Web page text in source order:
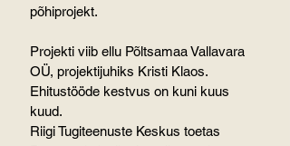
põhiprojekt.
Projekti viib ellu Põltsamaa Vallavara
OÜ, projektijuhiks Kristi Klaos.
Ehitustööde kestvus on kuni kuus
kuud.
Riigi Tugiteenuste Keskus toetas